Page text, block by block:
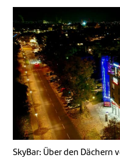
SkyBar: Über den Dächern